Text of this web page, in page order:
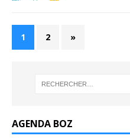
1 2 »
AGENDA BOZ